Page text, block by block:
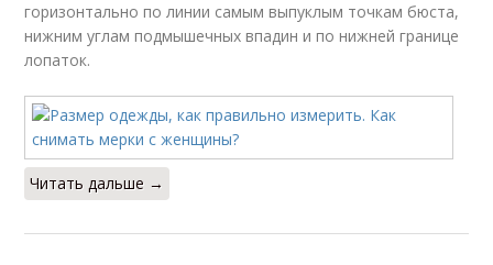
горизонтально по линии самым выпуклым точкам бюста,
нижним углам подмышечных впадин и по нижней границе
лопаток.
Читать дальше →